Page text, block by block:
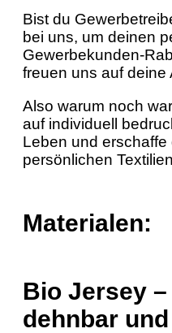
Bist du
bei uns, um deinen
Gewerbekunden-
freuen uns auf deine
Also warum noch
auf individuell
Leben und erschaffe
persönlichen
Materialen:
Bio Jersey –
dehnbar